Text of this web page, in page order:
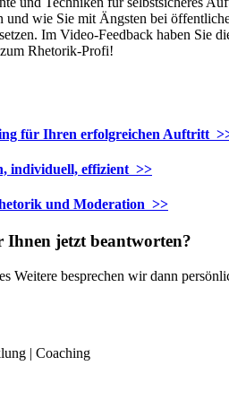
und wie Sie mit Ängsten bei
Im Video-Feedback haben
Rhetorik-Profi!
für Ihren erfolgreichen Auftritt
individuell, effizient >>
und Moderation >>
Ihnen jetzt beantworten?
Weitere besprechen wir dann
| Coaching